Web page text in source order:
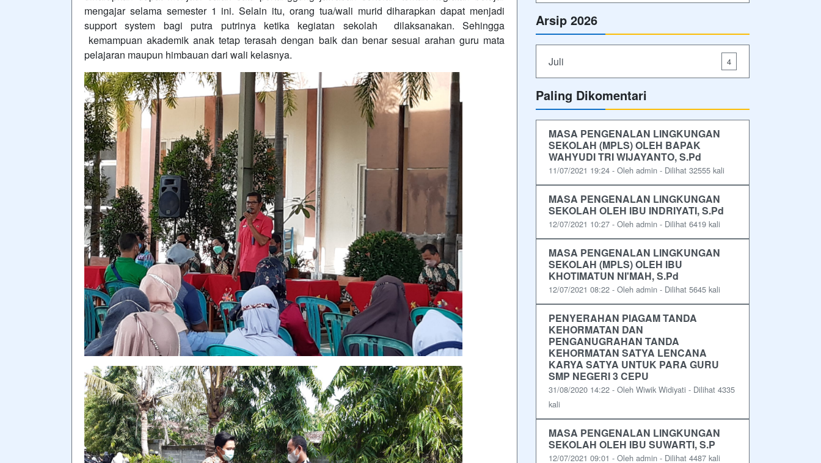
mengajar selama semester 1 ini. Selain itu, orang tua/wali murid diharapkan dapat menjadi
support system bagi putra putrinya ketika kegiatan sekolah dilaksanakan. Sehingga
kemampuan akademik anak tetap terasah dengan baik dan benar sesuai arahan guru mata
pelajaran maupun himbauan dari wali kelasnya.
Arsip 2026
Juli 4
Paling Dikomentari
MASA PENGENALAN LINGKUNGAN
SEKOLAH (MPLS) OLEH BAPAK
WAHYUDI TRI WIJAYANTO, S.Pd
11/07/2021 19:24 - Oleh admin - Dilihat 32555 kali
MASA PENGENALAN LINGKUNGAN
SEKOLAH OLEH IBU INDRIYATI, S.Pd
12/07/2021 10:27 - Oleh admin - Dilihat 6419 kali
MASA PENGENALAN LINGKUNGAN
SEKOLAH (MPLS) OLEH IBU
KHOTIMATUN NI'MAH, S.Pd
12/07/2021 08:22 - Oleh admin - Dilihat 5645 kali
PENYERAHAN PIAGAM TANDA
KEHORMATAN DAN
PENGANUGRAHAN TANDA
KEHORMATAN SATYA LENCANA
KARYA SATYA UNTUK PARA GURU
SMP NEGERI 3 CEPU
31/08/2020 14:22 - Oleh Wiwik Widiyati - Dilihat 4335
kali
MASA PENGENALAN LINGKUNGAN
SEKOLAH OLEH IBU SUWARTI, S.P
12/07/2021 09:01 - Oleh admin - Dilihat 4487 kali